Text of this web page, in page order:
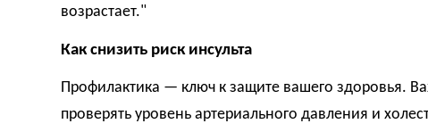
возрастает."
Как снизить риск инсульта
Профилактика — ключ к защите вашего здоровья.
проверять уровень артериального давления и